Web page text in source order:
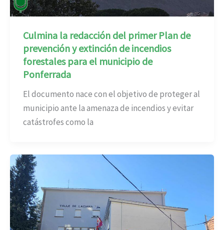
Culmina la redacción del primer Plan de
prevención y extinción de incendios
forestales para el municipio de
Ponferrada
El documento nace con el objetivo de proteger al
municipio ante la amenaza de incendios y evitar
catástrofes como la